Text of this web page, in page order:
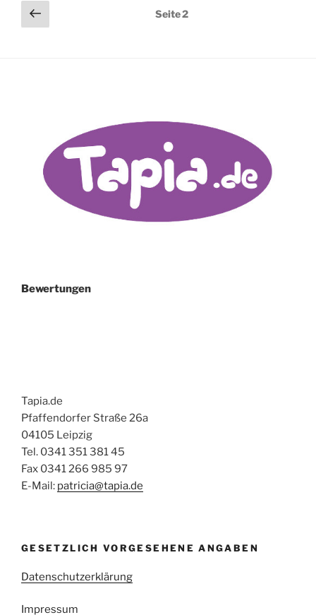
Seitennummerierung
der
Vorherige
Seite
Seite2
Bewertungen
Tapia.de
Pfaffendorfer Straße 26a
04105 Leipzig
Tel. 0341 351 381 45
Fax 0341 266 985 97
E-Mail: patricia@tapia.de
GESETZLICH VORGESEHENE ANGABEN
Datenschutzerklärung
Impressum